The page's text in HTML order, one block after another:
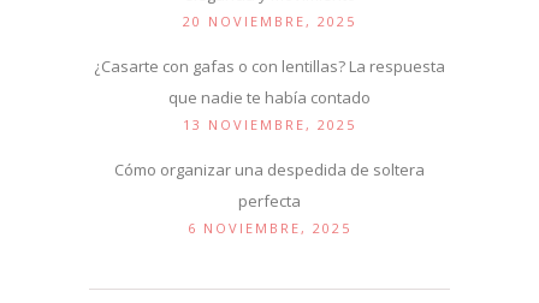
20 NOVIEMBRE, 2025
¿Casarte con gafas o con lentillas? La respuesta
que nadie te había contado
13 NOVIEMBRE, 2025
Cómo organizar una despedida de soltera
perfecta
6 NOVIEMBRE, 2025